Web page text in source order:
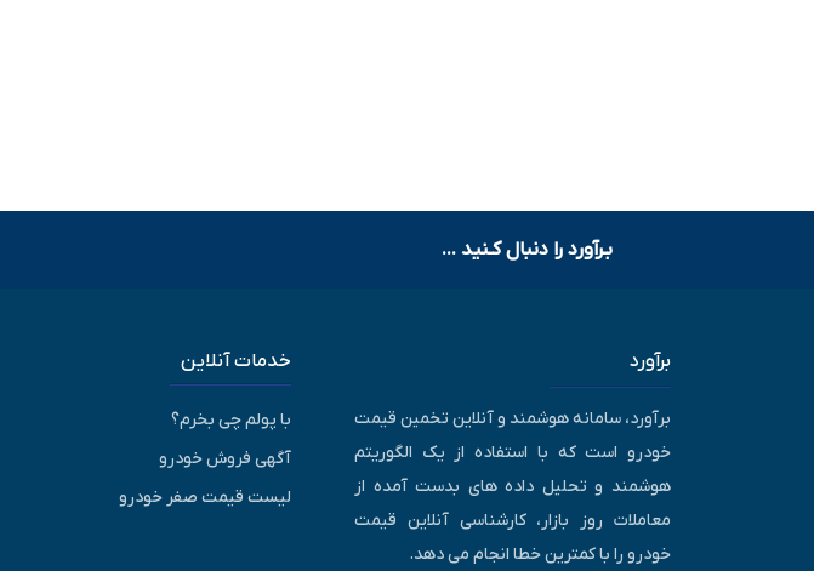
بـرآورد را دنبال کـنید ...
برآورد
برآورد، سامانه هوشمند و آنلاین تخمین قیمت
خودرو است که با استفاده از یک الگوریتم
هوشمند و تحلیل داده های بدست آمده از
معاملات روز بازار، کارشناسی آنلاین قیمت
خودرو را با کمترین خطا انجام می دهد.
خدمات آنلاین
با پولم چی بخرم؟
آگهی فروش خودرو
لیست قیمت صفر خودرو